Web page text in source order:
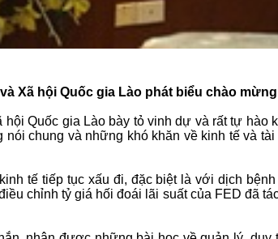
Xã hội Quốc gia Lào phát biểu chào mừng
Quốc gia Lào bày tỏ vinh dự và rất tự hào
chung và những khó khăn về kinh tế và
tế tiếp tục xấu đi, đặc biệt là với dịch
chỉnh tỷ giá hối đoái lãi suất của FED đã